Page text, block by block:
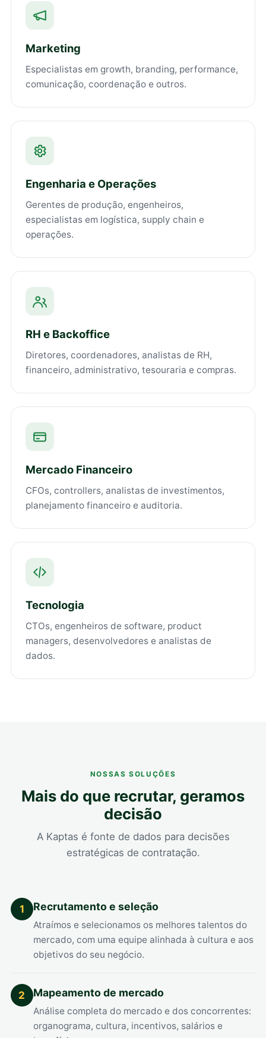
Marketing
Especialistas em growth, branding, performance,
comunicação, coordenação e outros.
Engenharia e Operações
Gerentes de produção, engenheiros,
especialistas em logística, supply chain e
operações.
RH e Backoffice
Diretores, coordenadores, analistas de RH,
financeiro, administrativo, tesouraria e compras.
Mercado Financeiro
CFOs, controllers, analistas de investimentos,
planejamento financeiro e auditoria.
Tecnologia
CTOs, engenheiros de software, product
managers, desenvolvedores e analistas de
dados.
NOSSAS SOLUÇÕES
Mais do que recrutar, geramos
decisão
A Kaptas é fonte de dados para decisões
estratégicas de contratação.
1 Recrutamento e seleção
Atraímos e selecionamos os melhores talentos do
mercado, com uma equipe alinhada à cultura e aos
objetivos do seu negócio.
2 Mapeamento de mercado
Análise completa do mercado e dos concorrentes:
organograma, cultura, incentivos, salários e